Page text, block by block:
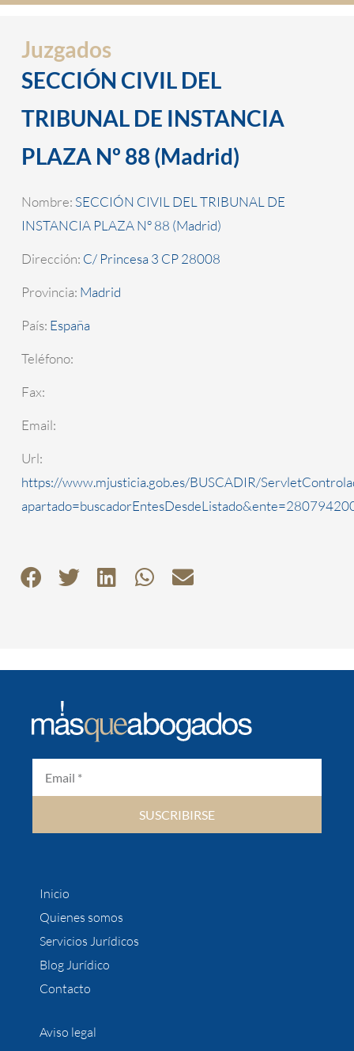
Juzgados
SECCIÓN CIVIL DEL
TRIBUNAL DE INSTANCIA
PLAZA Nº 88 (Madrid)
Nombre: SECCIÓN CIVIL DEL TRIBUNAL DE
INSTANCIA PLAZA Nº 88 (Madrid)
Dirección: C/ Princesa 3 CP 28008
Provincia: Madrid
País: España
Teléfono:
Fax:
Email:
Url:
https://www.mjusticia.gob.es/BUSCADIR/
SUSCRIBIRSE
Inicio
Quienes somos
Servicios Jurídicos
Blog Jurídico
Contacto
Aviso legal